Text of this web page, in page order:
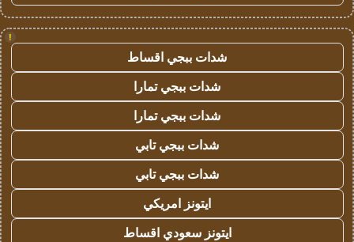
!
شدات ببجي اقساط
شدات ببجي تمارا
شدات ببجي تمارا
شدات ببجي تابي
شدات ببجي تابي
ايتونز امريكي
ايتونز سعودي اقساط